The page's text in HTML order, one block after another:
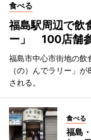
食べる
福島駅周辺で飲
ー」 100店舗
福島市中心市街地の飲
（の）んでラリー」
される。
食べる
福島